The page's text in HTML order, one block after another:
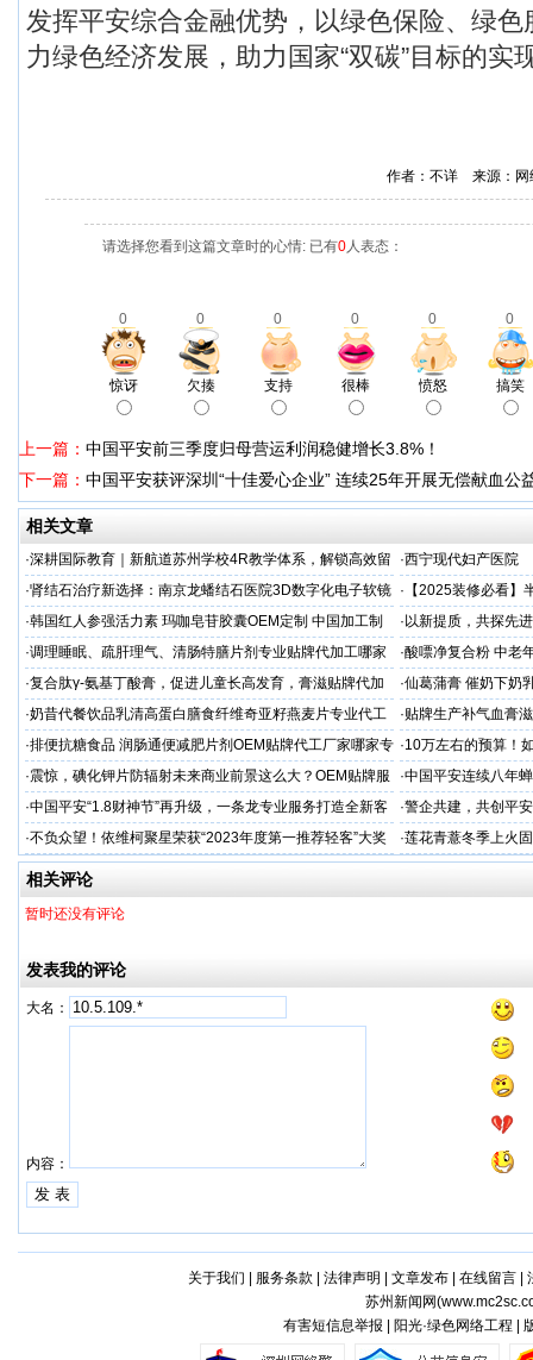
发挥平安综合金融优势，以绿色保险、绿
力绿色经济发展，助力国家“双碳”目标的实
作者：不详 来源：
请选择您看到这篇文章时的心情: 已有0人表态：
0 0 0 0 0 0
惊讶 欠揍 支持 很棒 愤怒 搞笑
上一篇： 中国平安前三季度归母营运利润稳健增长3.8%！
下一篇： 中国平安获评深圳“十佳爱心企业” 连续25年开展无偿献血公
相关文章
·深耕国际教育｜新航道苏州学校4R教学体系，解锁高效留
学备考之路
·西宁现代妇产医院
·肾结石治疗新选择：南京龙蟠结石医院3D数字化电子软镜
保肾取石术
· 【2025装修必看
你省下3万冤枉钱！
·韩国红人参强活力素 玛咖皂苷胶囊OEM定制 中国加工制
造商
· 以新提质，共探先
·调理睡眠、疏肝理气、清肠特膳片剂专业贴牌代加工哪家
专业
·酸嘌净复合粉 中老
·复合肽γ-氨基丁酸膏，促进儿童长高发育，膏滋贴牌代加
工厂家
·仙葛蒲膏 催奶下奶
家
·奶昔代餐饮品乳清高蛋白膳食纤维奇亚籽燕麦片专业代工
厂家
·贴牌生产补气血膏
·排便抗糖食品 润肠通便减肥片剂OEM贴牌代工厂家哪家专
业
·10万左右的预算！
·震惊，碘化钾片防辐射未来商业前景这么大？OEM贴牌服
务商
·中国平安连续八年
品牌"
·中国平安“1.8财神节”再升级，一条龙专业服务打造全新客
户体验
·警企共建，共创平
人才专项培训
·不负众望！依维柯聚星荣获“2023年度第一推荐轻客”大奖 ·莲花青薏冬季上火
工厂
相关评论
暂时还没有评论
发表我的评论
大名：
内容：
关于我们 服务条款 法律声明 文章发布| 在线留言|
苏州新闻网(
有害短信息举报 | 阳光·绿色网络工程 |